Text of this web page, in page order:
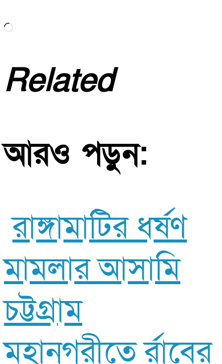
Loading…
Related
আরও পড়ুন:
রাঙ্গামাটির ধর্ষণ
মামলার আসামি
চট্টগ্রাম
মহানগরীতে র্রাবের